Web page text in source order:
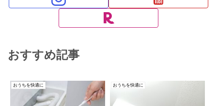
おすすめ記事
おうちを快適に おうちを快適に